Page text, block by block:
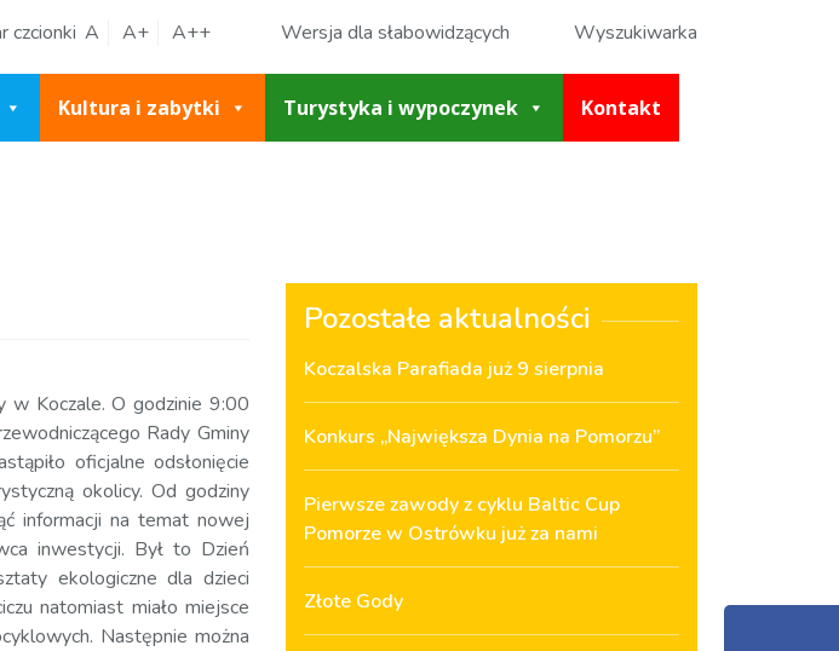
czcionki A A+ A++ Wersja dla słabowidzących Wyszukiwarka
Kultura i zabytki Turystyka i wypoczynek Kontakt
w Koczale. O godzinie 9:00
Rady Gminy
oficjalne odsłonięcie
okolicy. Od godziny
informacji na temat nowej
inwestycji. Był to Dzień
ekologiczne dla dzieci
natomiast miało miejsce
Następnie można
Pozostałe aktualności
Koczalska Parafiada już 9 sierpnia
Konkurs „Największa Dynia na Pomorzu”
Pierwsze zawody z cyklu Baltic Cup
Pomorze w Ostrówku już za nami
Złote Gody